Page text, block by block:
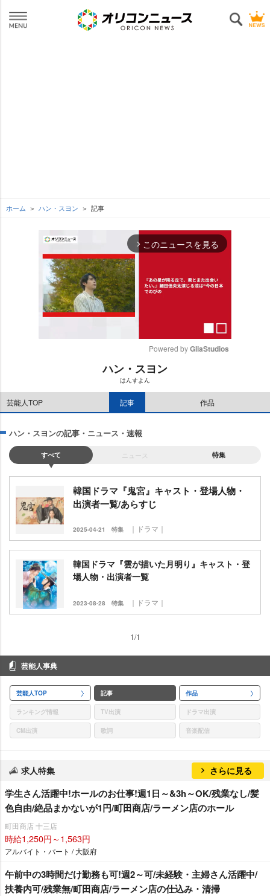
ホーム ハン・スヨン 記事
arrow_forward_ios このニュースを見る
Powered by GliaStudios
ハン・スヨン
はんすよん
芸能人TOP 記事 作品
ハン・スヨンの記事・ニュース・速報
すべて ニュース 特集
韓国ドラマ『鬼宮』キャスト・登場人物・
出演者一覧/あらすじ
2025-04-21 特集 ｜ドラマ｜
韓国ドラマ『雲が描いた月明り』キャスト・登
場人物・出演者一覧
2023-08-28 特集 ｜ドラマ｜
1/1
芸能人事典
芸能人TOP 記事 作品
ランキング情報 TV出演 ドラマ出演
CM出演 歌詞 音楽配信
求人特集 さらに見る
学生さん活躍中!ホールのお仕事!週1日～&3h～OK/残業なし/髪
色自由/絶品まかないが1円/町田商店/ラーメン店のホール
町田商店 十三店
時給1,250円～1,563円
アルバイト・パート / 大阪府
午前中の3時間だけ勤務も可!週2～可/未経験・主婦さん活躍中/
扶養内可/残業無/町田商店/ラーメン店の仕込み・清掃